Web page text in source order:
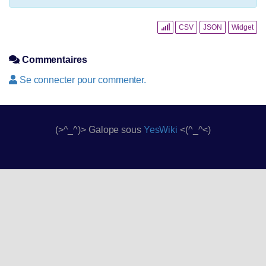
CSV JSON Widget
Commentaires
Se connecter pour commenter.
(>^_^)> Galope sous YesWiki <(^_^<)